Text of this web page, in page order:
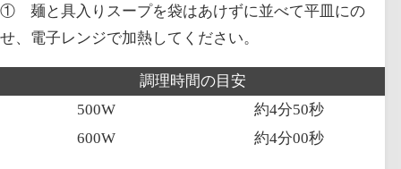
① 麺と具入りスープを袋はあけずに並べて平皿にの
せ、電子レンジで加熱してください。
調理時間の目安
500W
約4分50秒
600W
約4分00秒